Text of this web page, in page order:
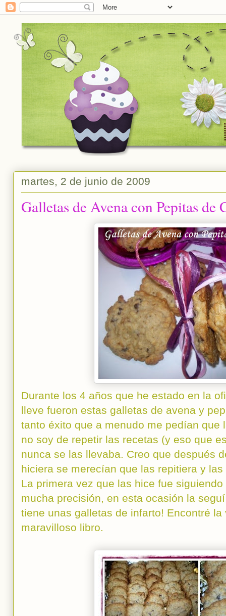
martes, 2 de junio de 2009
Galletas de Avena con Pepitas de
Durante los 4 años que he estado en la
lleve fueron estas galletas de avena y
tanto éxito que a menudo me pedían que
no soy de repetir las recetas (y eso que
nunca se las llevaba. Creo que después
hiciera se merecían que las repitiera y
La primera vez que las hice fue
mucha precisión, en esta ocasión la
tiene unas galletas de infarto! Encontré
maravilloso libro.